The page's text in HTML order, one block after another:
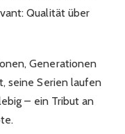
Qualität über
Generationen
seine Serien laufen
– ein Tribut an